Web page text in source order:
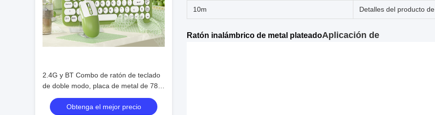
2.4G y BT Combo de ratón de teclado
de doble modo, placa de metal de 78
teclas + botón rotativo, 500mAh
Obtenga el mejor precio
10m Detalles del producto de
Ratón inalámbrico de metal plateadoAplicación de